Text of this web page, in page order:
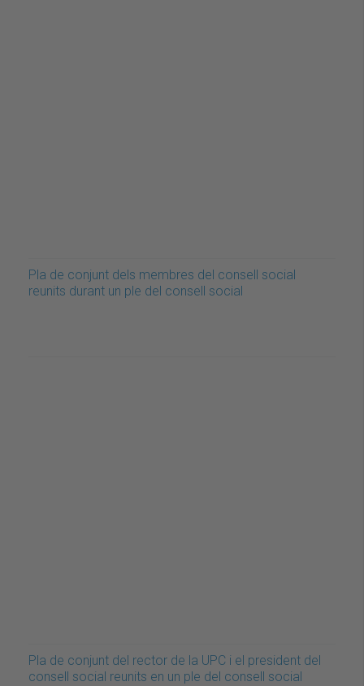
Pla de conjunt dels membres del consell social
reunits durant un ple del consell social
Pla de conjunt del rector de la UPC i el president del
consell social reunits en un ple del consell social